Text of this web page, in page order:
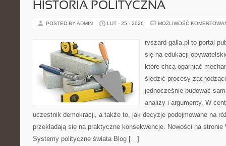
HISTORIA POLITYCZNA
POSTED BY ADMIN LUT - 25 - 2026 MOŻLIWOŚĆ
ryszard-galla.pl to portal
się na edukacji
które chcą ogarniać
śledzić procesy
jednocześnie budować
analizy i argumenty. W
uczestnik demokracji, a także to, jak decyzje podejmowane na
przekładają się na praktyczne konsekwencje. Nowości na stronie
Systemy polityczne świata Blog […]